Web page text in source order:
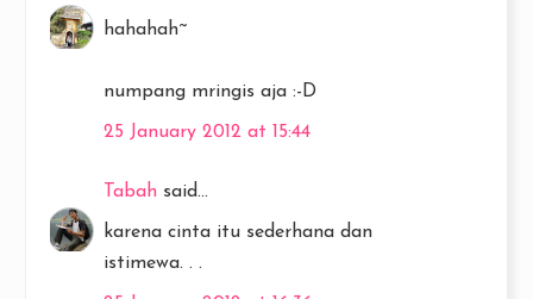
hahahah~
numpang mringis aja :-D
25 January 2012 at 15:44
Tabah said...
karena cinta itu sederhana dan
istimewa. . .